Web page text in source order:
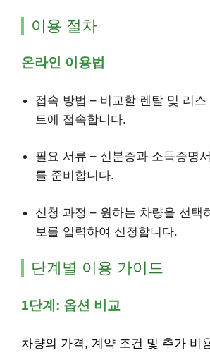
이용 절차
온라인 이용법
접속 방법 – 비교할 렌탈 및 리스
트에 접속합니다.
필요 서류 – 신분증과 소득증명
를 준비합니다.
신청 과정 – 원하는 차량을 선택
보를 입력하여 신청합니다.
단계별 이용 가이드
1단계: 옵션 비교
차량의 가격, 계약 조건 및 추가 비